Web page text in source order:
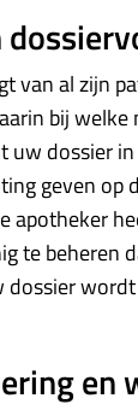
van al zijn
bij
uw dossier
geven op
apotheker
te beheren
dossier
en